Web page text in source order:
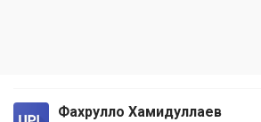
Фахрулло Хамидуллаев